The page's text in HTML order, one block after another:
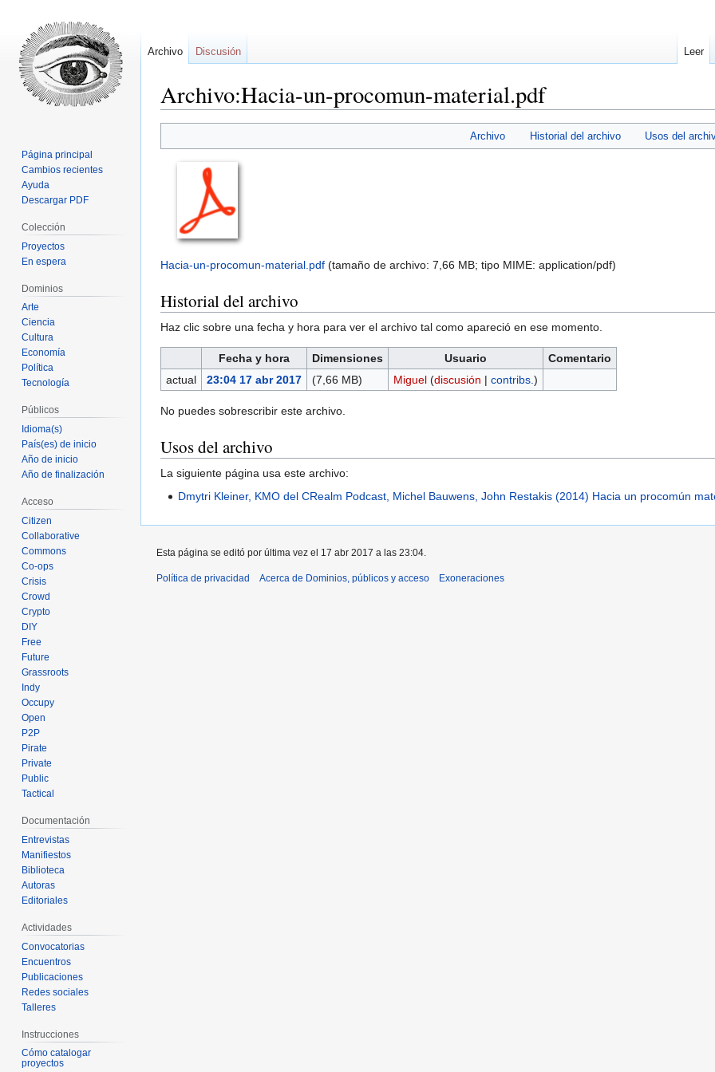
Archivo:Hacia-un-procomun-material.pdf
a
navegación
a
búsqueda
Archivo Historial del archivo Usos del
Hacia-un-procomun-material.pdf (tamaño de archivo: 7,66 MB; tipo MIME: application/pdf)
Historial del archivo
Haz clic sobre una fecha y hora para ver el archivo tal como apareció en ese momento.
Fecha y hora Dimensiones Usuario
Comentario
actual
23:04 17 abr 2017 (7,66 MB) Miguel (discusión | contribs. )
No puedes sobrescribir este archivo.
Usos del archivo
La siguiente página usa este archivo:
Dmytri Kleiner, KMO del C­Realm Podcast, Michel Bauwens, John Restakis (2014) Hacia un procomún
Archivo Discusión Leer
Página principal
Cambios recientes
Ayuda
Descargar PDF
Colección
Proyectos
En espera
Dominios
Arte
Ciencia
Cultura
Economía
Política
Tecnología
Públicos
Idioma(s)
País(es) de inicio
Año de inicio
Año de finalización
Acceso
Citizen
Collaborative
Commons
Co-ops
Crisis
Crowd
Crypto
DIY
Free
Future
Grassroots
Indy
Occupy
Open
P2P
Pirate
Private
Public
Tactical
Documentación
Entrevistas
Manifiestos
Biblioteca
Autoras
Editoriales
Actividades
Convocatorias
Encuentros
Publicaciones
Redes sociales
Talleres
Instrucciones
Cómo catalogar
proyectos
Esta página se editó por última vez el 17 abr 2017 a las 23:04.
Política de privacidad Acerca de Dominios, públicos y acceso Exoneraciones